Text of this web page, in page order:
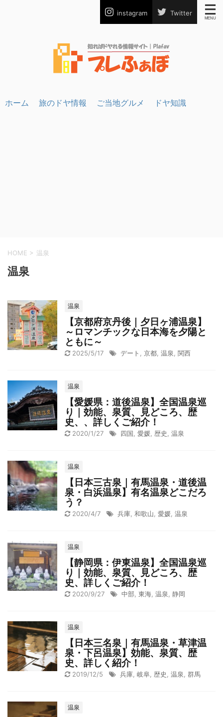
instagram Twitter
ホーム 旅のドヤ情報 ご当地グルメ ドヤ知識
HOME > 温泉
温泉
温泉
【京都府京丹後｜夕日ヶ浦温泉】
～ロマンチックな日本海を夕陽と
ともに～
2025/5/17 デート 京都 温泉 関西
温泉
【愛媛県：道後温泉】全国温泉巡
り｜効能、泉質、見どころ、歴
史、、詳しくご紹介！
2020/1/27 四国 愛媛 歴史 温泉
温泉
【日本三古泉｜有馬温泉・道後温
泉・白浜温泉】有名温泉どこだろ
う？
2020/4/7 兵庫 和歌山 愛媛 温泉
温泉
【静岡県：伊東温泉】全国温泉巡
り｜効能、泉質、見どころ、歴
史、詳しくご紹介！
2020/9/27 中部 東海 温泉 静岡
温泉
【日本三名泉｜有馬温泉・草津温
泉・下呂温泉】効能、泉質、歴
史、詳しく紹介！
2019/12/5 兵庫 岐阜 歴史 温泉 群馬
温泉